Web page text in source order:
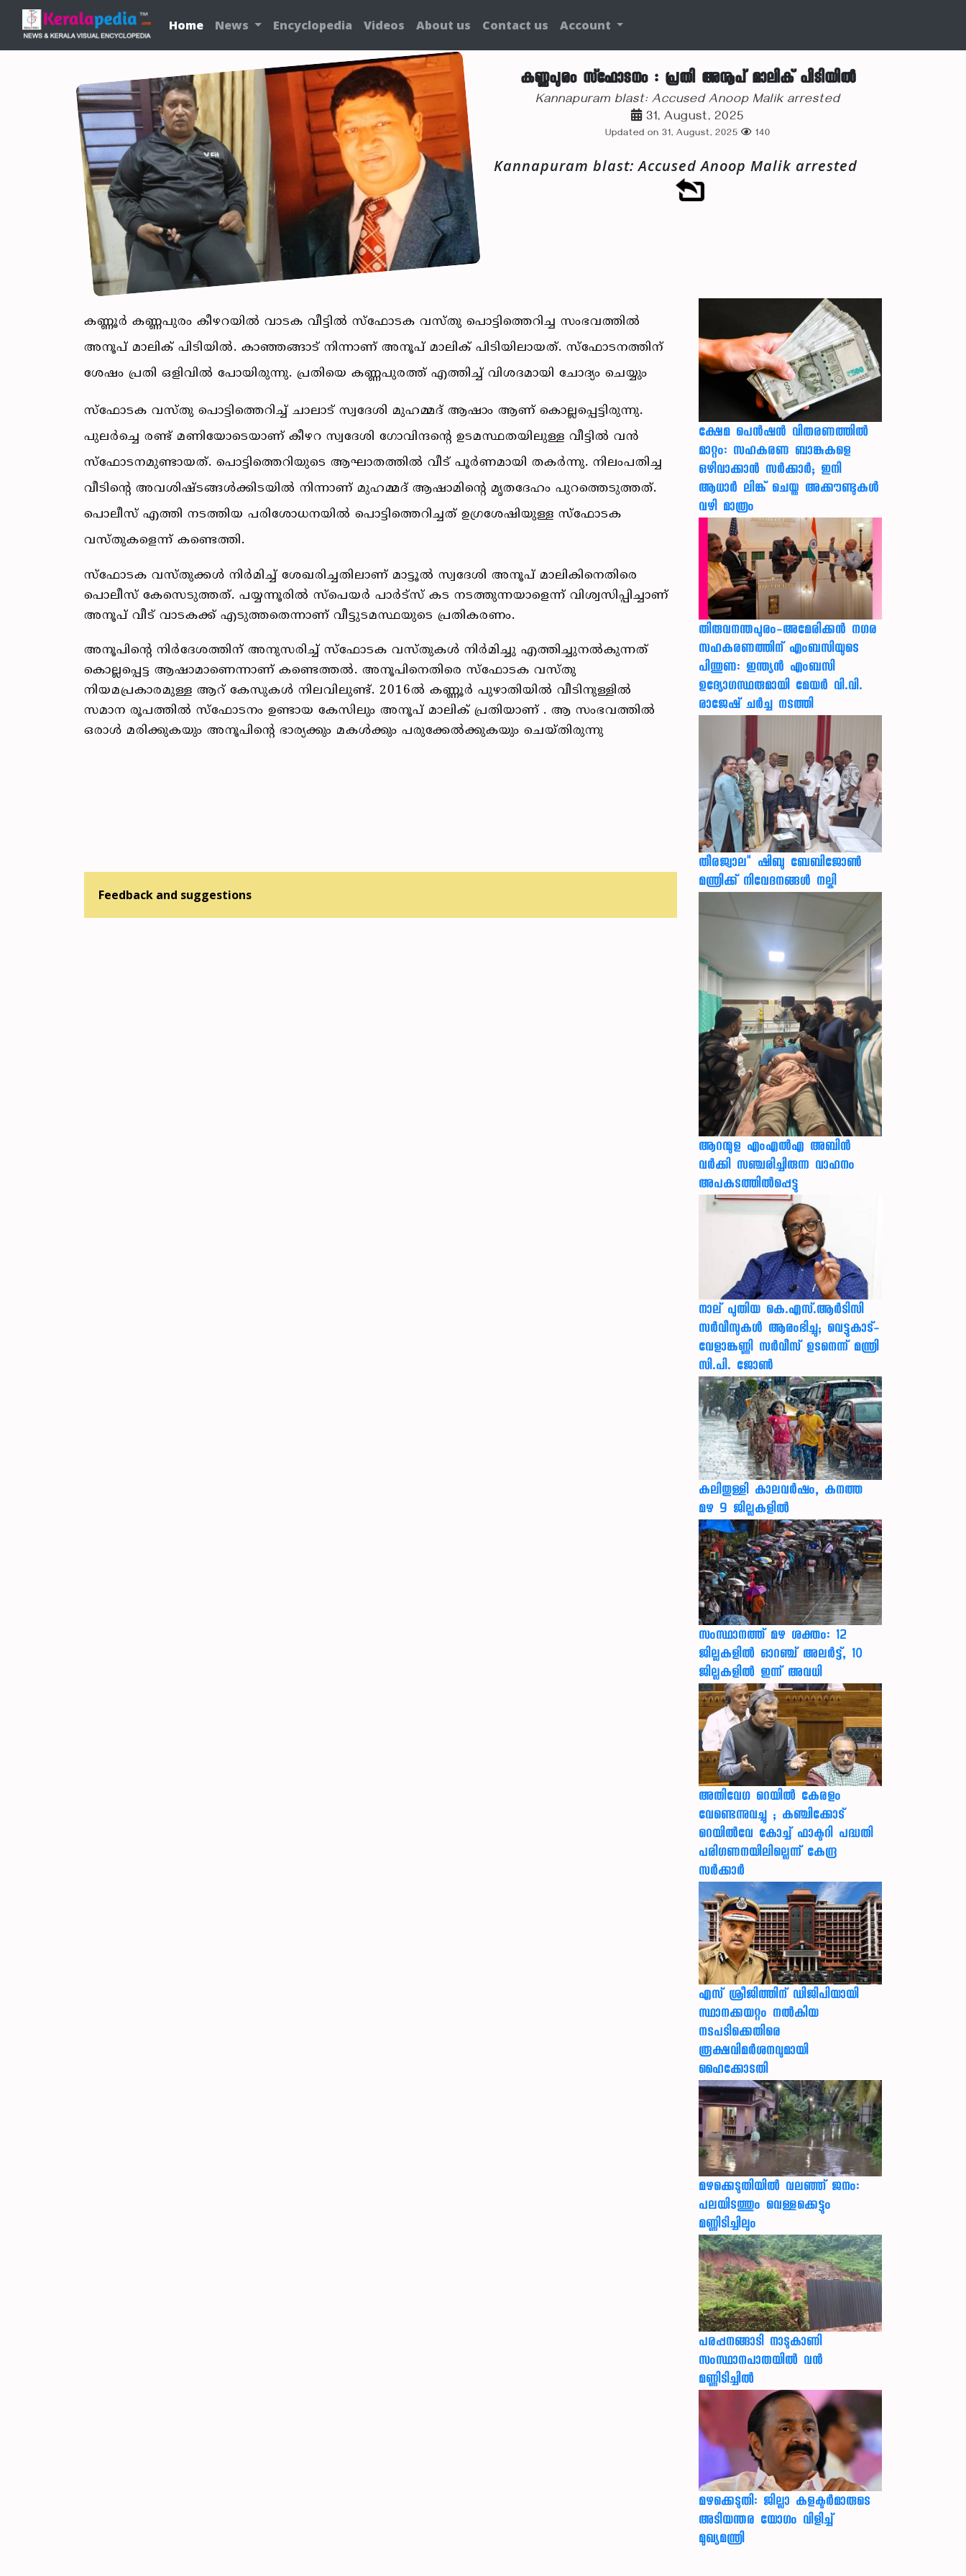
Home News Encyclopedia Videos About us Contact us Account
കണ്ണപുരം സ്‌ഫോടനം : പ്രതി അനൂപ് മാലിക് പിടിയില്‍
Kannapuram blast: Accused Anoop Malik arrested
31, August, 2025
Updated on 31, August, 2025 140
Kannapuram blast: Accused Anoop Malik arrested
കണ്ണൂര്‍ കണ്ണപുരം കീഴറയില്‍ വാടക വീട്ടില്‍ സ്‌ഫോടക വസ്തു പൊട്ടിത്തെറിച്ച സംഭവത്തില്‍
അനൂപ് മാലിക് പിടിയില്‍. കാഞ്ഞങ്ങാട് നിന്നാണ് അനൂപ് മാലിക് പിടിയിലായത്. സ്‌ഫോടനത്തിന്
ശേഷം പ്രതി ഒളിവില്‍ പോയിരുന്നു. പ്രതിയെ കണ്ണപുരത്ത് എത്തിച്ച് വിശദമായി ചോദ്യം ചെയ്യും
സ്‌ഫോടക വസ്തു പൊട്ടിത്തെറിച്ച് ചാലാട് സ്വദേശി മുഹമ്മദ് ആഷാം ആണ് കൊല്ലപ്പെട്ടിരുന്നു.
പുലര്‍ച്ചെ രണ്ട് മണിയോടെയാണ് കീഴറ സ്വദേശി ഗോവിന്ദന്റെ ഉടമസ്ഥതയിലുള്ള വീട്ടില്‍ വന്‍
സ്‌ഫോടനമുണ്ടായത്. പൊട്ടിത്തെറിയുടെ ആഘാതത്തില്‍ വീട് പൂര്‍ണമായി തകര്‍ന്നു. നിലംപതിച്ച
വീടിന്റെ അവശിഷ്ടങ്ങള്‍ക്കിടയില്‍ നിന്നാണ് മുഹമ്മദ് ആഷാമിന്റെ മൃതദേഹം പുറത്തെടുത്തത്.
പൊലീസ് എത്തി നടത്തിയ പരിശോധനയില്‍ പൊട്ടിത്തെറിച്ചത് ഉഗ്രശേഷിയുള്ള സ്‌ഫോടക
വസ്തുകളെന്ന് കണ്ടെത്തി.
സ്‌ഫോടക വസ്തുക്കള്‍ നിര്‍മിച്ച് ശേഖരിച്ചതിലാണ് മാട്ടൂല്‍ സ്വദേശി അനൂപ് മാലികിനെതിരെ
പൊലീസ് കേസെടുത്തത്. പയ്യന്നൂരില്‍ സ്‌പെയര്‍ പാര്‍ട്‌സ് കട നടത്തുന്നയാളെന്ന് വിശ്വസിപ്പിച്ചാണ്
അനൂപ് വീട് വാടകക്ക് എടുത്തതെന്നാണ് വീട്ടുടമസ്ഥയുടെ പ്രതികരണം.
അനൂപിന്റെ നിര്‍ദേശത്തിന് അനുസരിച്ച് സ്‌ഫോടക വസ്തുകള്‍ നിര്‍മിച്ചു എത്തിച്ചുനല്‍കുന്നത്
കൊല്ലപ്പെട്ട ആഷാമാണെന്നാണ് കണ്ടെത്തല്‍. അനൂപിനെതിരെ സ്‌ഫോടക വസ്തു
നിയമപ്രകാരമുള്ള ആറ് കേസുകള്‍ നിലവിലുണ്ട്. 2016ല്‍ കണ്ണൂര്‍ പുഴാതിയില്‍ വീടിനുള്ളില്‍
സമാന രൂപത്തില്‍ സ്‌ഫോടനം ഉണ്ടായ കേസിലും അനൂപ് മാലിക് പ്രതിയാണ് . ആ സംഭവത്തില്‍
ഒരാള്‍ മരിക്കുകയും അനൂപിന്റെ ഭാര്യക്കും മകള്‍ക്കും പരുക്കേല്‍ക്കുകയും ചെയ്തിരുന്നു
Feedback and suggestions
ക്ഷേമ പെൻഷൻ വിതരണത്തിൽ
മാറ്റം: സഹകരണ ബാങ്കുകളെ
ഒഴിവാക്കാൻ സർക്കാർ; ഇനി
ആധാർ ലിങ്ക് ചെയ്ത അക്കൗണ്ടുകൾ
വഴി മാത്രം
തിരുവനന്തപുരം-അമേരിക്കന്‍ നഗര
സഹകരണത്തിന് എംബസിയുടെ
പിന്തുണ: ഇന്ത്യന്‍ എംബസി
ഉദ്യോഗസ്ഥരുമായി മേയര്‍ വി.വി.
രാജേഷ് ചര്‍ച്ച നടത്തി
തീരജ്വാല" ഷിബു ബേബിജോൺ
മന്ത്രിക്ക് നിവേദനങ്ങള്‍ നല്കി
ആറന്മുള എംഎൽഎ അബിൻ
വർക്കി സഞ്ചരിച്ചിരുന്ന വാഹനം
അപകടത്തിൽപ്പെട്ടു
നാല് പുതിയ കെ.എസ്.ആർടിസി
സർവീസുകൾ ആരംഭിച്ചു; വെട്ടുകാട്-
വേളാങ്കണ്ണി സർവീസ് ഉടനെന്ന് മന്ത്രി
സി.പി. ജോൺ
കലിതുള്ളി കാലവർഷം, കനത്ത
മഴ 9 ജില്ലകളിൽ
സംസ്ഥാനത്ത് മഴ ശക്തം: 12
ജില്ലകളിൽ ഓറഞ്ച് അലർട്ട്, 10
ജില്ലകളിൽ ഇന്ന് അവധി
അതിവേഗ റെയിൽ കേരളം
വേണ്ടെന്നുവച്ചു ; കഞ്ചിക്കോട്
റെയിൽവേ കോച്ച് ഫാക്ടറി പദ്ധതി
പരിഗണനയിലില്ലെന്ന് കേന്ദ്ര
സർക്കാർ
എസ് ശ്രീജിത്തിന് ഡിജിപിയായി
സ്ഥാനക്കയറ്റം നൽകിയ
നടപടിക്കെതിരെ
രൂക്ഷവിമർശനവുമായി
ഹൈക്കോടതി
മഴക്കെടുതിയിൽ വലഞ്ഞ് ജനം:
പലയിടത്തും വെള്ളക്കെട്ടും
മണ്ണിടിച്ചിലും
പരപ്പനങ്ങാടി നാടുകാണി
സംസ്ഥാനപാതയില്‍ വന്‍
മണ്ണിടിച്ചില്‍
മഴക്കെടുതി: ജില്ലാ കളക്ടർമാരുടെ
അടിയന്തര യോഗം വിളിച്ച്
മുഖ്യമന്ത്രി